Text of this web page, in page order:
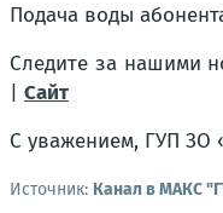
Подача воды
Следите за нашими
| Сайт
С уважением, ГУП ЗО
Источник: Канал в МАКС